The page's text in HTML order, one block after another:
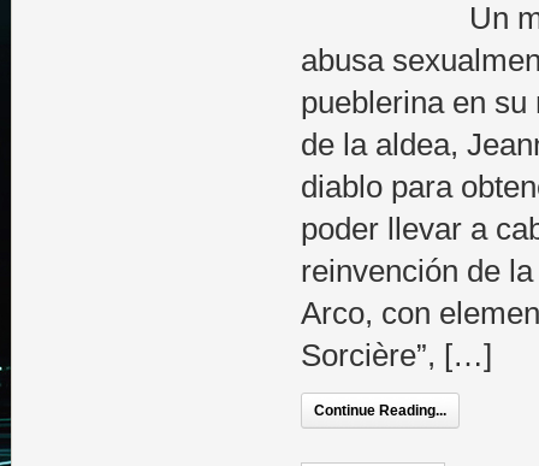
Un
abusa
pueblerina en su
de la aldea,
diablo para
poder llevar a
reinvención de
Arco, con
Sorcière”, […]
Continue Reading...